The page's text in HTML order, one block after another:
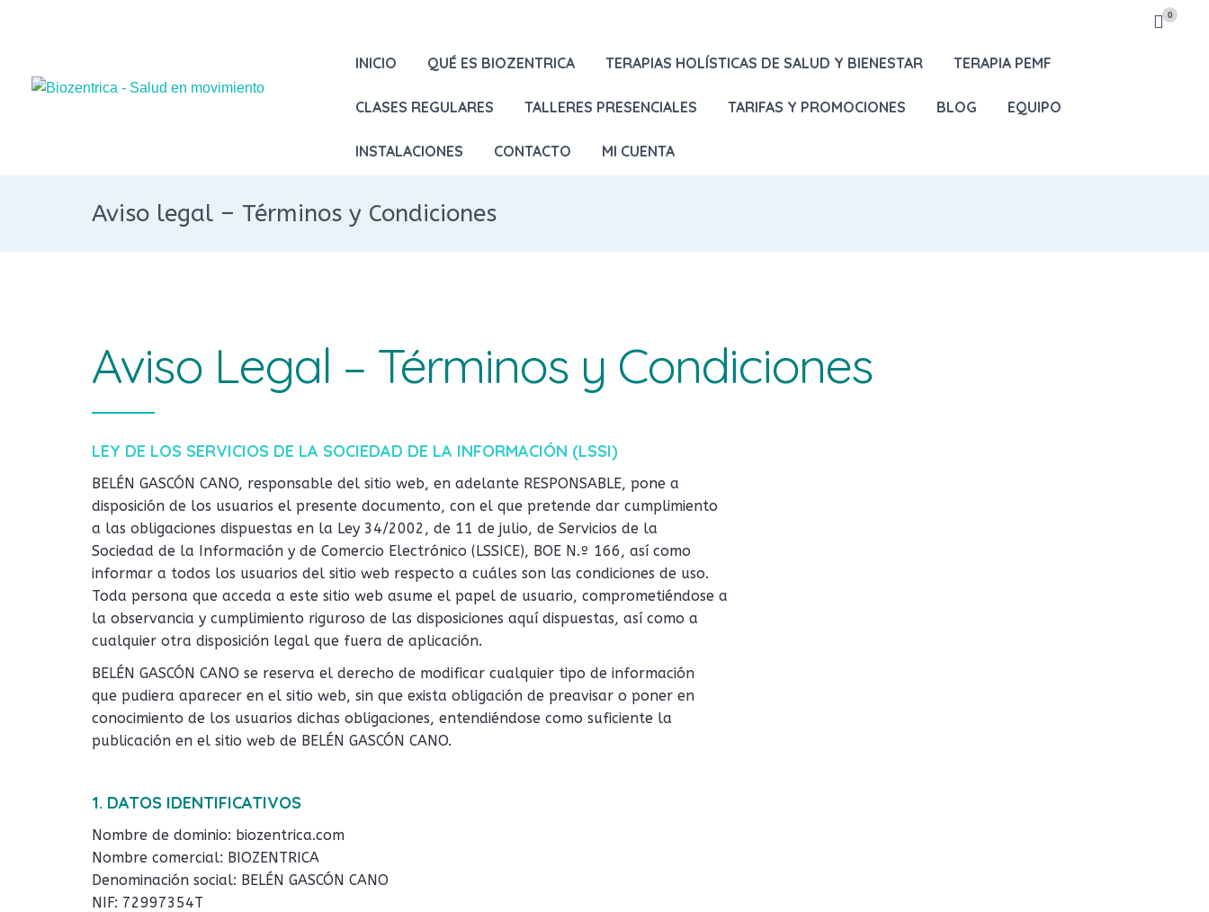
0
INICIO QUÉ ES BIOZENTRICA TERAPIAS HOLÍSTICAS DE SALUD Y BIENESTAR TERAPIA PEMF
CLASES REGULARES TALLERES PRESENCIALES TARIFAS Y PROMOCIONES BLOG EQUIPO
INSTALACIONES CONTACTO MI CUENTA
Aviso legal – Términos y Condiciones
Aviso Legal – Términos y Condiciones
LEY DE LOS SERVICIOS DE LA SOCIEDAD DE LA INFORMACIÓN (LSSI)
BELÉN GASCÓN CANO, responsable del sitio web, en adelante RESPONSABLE, pone a
disposición de los usuarios el presente documento, con el que pretende dar cumplimiento
a las obligaciones dispuestas en la Ley 34/2002, de 11 de julio, de Servicios de la
Sociedad de la Información y de Comercio Electrónico (LSSICE), BOE N.º 166, así como
informar a todos los usuarios del sitio web respecto a cuáles son las condiciones de uso.
Toda persona que acceda a este sitio web asume el papel de usuario, comprometiéndose a
la observancia y cumplimiento riguroso de las disposiciones aquí dispuestas, así como a
cualquier otra disposición legal que fuera de aplicación.
BELÉN GASCÓN CANO se reserva el derecho de modificar cualquier tipo de información
que pudiera aparecer en el sitio web, sin que exista obligación de preavisar o poner en
conocimiento de los usuarios dichas obligaciones, entendiéndose como suficiente la
publicación en el sitio web de BELÉN GASCÓN CANO.
1. DATOS IDENTIFICATIVOS
Nombre de dominio: biozentrica.com
Nombre comercial: BIOZENTRICA
Denominación social: BELÉN GASCÓN CANO
NIF: 72997354T